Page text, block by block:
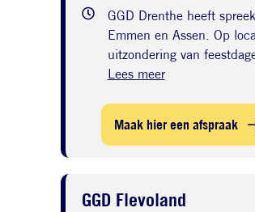
GGD Drenthe heeft
Emmen en Assen. Op
uitzondering van
Lees meer
Maak hier een afspraak
GGD Flevoland